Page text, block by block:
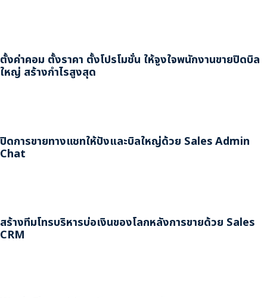
ตั้งค่าคอม ตั้งราคา ตั้งโปรโมชั่น ให้จูงใจพนักงานขายปิดบิล
ใหญ่ สร้างกำไรสูงสุด
ปิดการขายทางแชทให้ปังและบิลใหญ่ด้วย Sales Admin
Chat
สร้างทีมโทรบริหารบ่อเงินของโลกหลังการขายด้วย Sales
CRM